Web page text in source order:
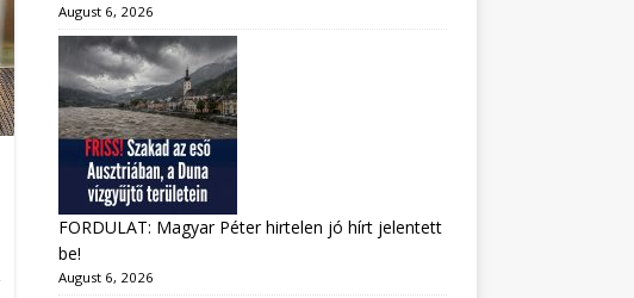
August 6, 2026
FORDULAT: Magyar Péter hirtelen jó hírt jelentett
be!
August 6, 2026